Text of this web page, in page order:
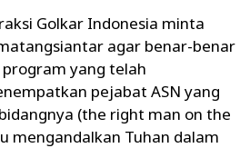
Golkar Indonesia minta
agar benar-benar
yang telah
pejabat ASN yang
(the right man on the
mengandalkan Tuhan dalam